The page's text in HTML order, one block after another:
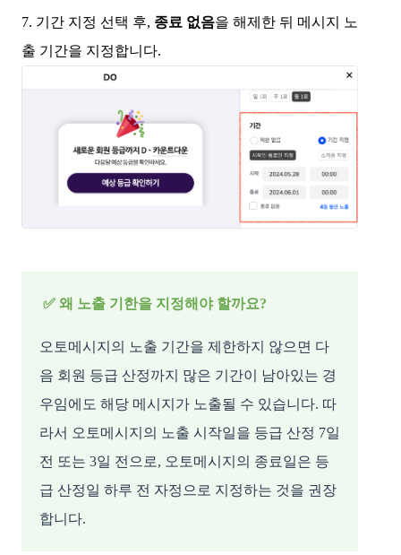
7. 기간 지정 선택 후, 종료 없음을 해제한 뒤 메시지 노
출 기간을 지정합니다.
✅ 왜 노출 기한을 지정해야 할까요?
오토메시지의 노출 기간을 제한하지 않으면 다
음 회원 등급 산정까지 많은 기간이 남아있는 경
우임에도 해당 메시지가 노출될 수 있습니다. 따
라서 오토메시지의 노출 시작일을 등급 산정 7일
전 또는 3일 전으로, 오토메시지의 종료일은 등
급 산정일 하루 전 자정으로 지정하는 것을 권장
합니다.